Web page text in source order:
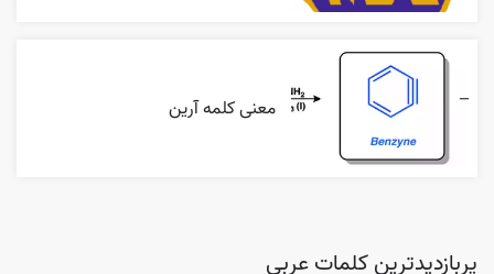
معنی کلمه آرین
پربازدیدترین کلمات عربی